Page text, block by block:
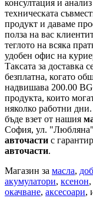
консултация и
техническата
продукт и даваме
полза на вас
теглото на всяка
удобен офис на
Таксата за доставка
безплатна, когато
надвишава 200.00
продукта, които
няколко работни
бъде взет от нашия
София, ул.
авточасти с
авточасти.
Магазин за масла,
акумулатори, ксенон,
окачване, аксесоари,